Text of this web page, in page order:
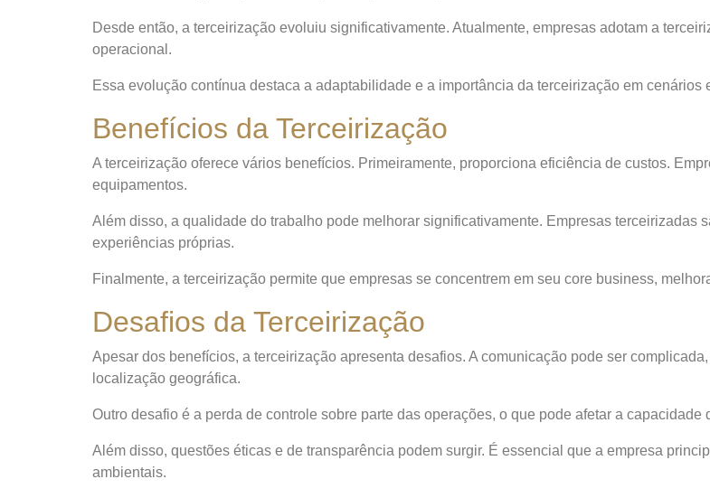
Desde então, a terceirização evoluiu significativamente. Atualmente, empresas adotam a
operacional.
Essa evolução contínua destaca a adaptabilidade e a importância da terceirização em cenários
Benefícios da Terceirização
A terceirização oferece vários benefícios. Primeiramente, proporciona eficiência de custos.
equipamentos.
Além disso, a qualidade do trabalho pode melhorar significativamente. Empresas terceirizadas
experiências próprias.
Finalmente, a terceirização permite que empresas se concentrem em seu core business,
Desafios da Terceirização
Apesar dos benefícios, a terceirização apresenta desafios. A comunicação pode ser
localização geográfica.
Outro desafio é a perda de controle sobre parte das operações, o que pode afetar a
Além disso, questões éticas e de transparência podem surgir. É essencial que a empresa
ambientais.